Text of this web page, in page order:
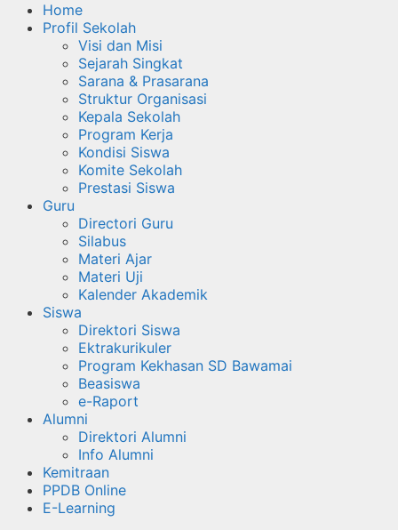
Home
Profil Sekolah
Visi dan Misi
Sejarah Singkat
Sarana & Prasarana
Struktur Organisasi
Kepala Sekolah
Program Kerja
Kondisi Siswa
Komite Sekolah
Prestasi Siswa
Guru
Directori Guru
Silabus
Materi Ajar
Materi Uji
Kalender Akademik
Siswa
Direktori Siswa
Ektrakurikuler
Program Kekhasan SD Bawamai
Beasiswa
e-Raport
Alumni
Direktori Alumni
Info Alumni
Kemitraan
PPDB Online
E-Learning